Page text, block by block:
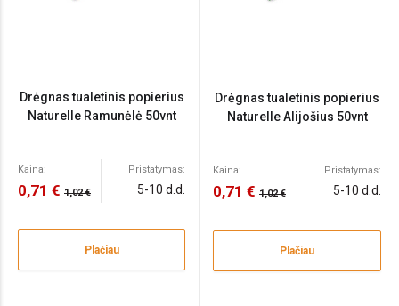
Drėgnas tualetinis popierius
Naturelle Ramunėlė 50vnt
Kaina:
0,71 € 1,02 €
Pristatymas:
5-10 d.d.
Plačiau
Drėgnas tualetinis popierius
Naturelle Alijošius 50vnt
Kaina:
0,71 € 1,02 €
Pristatymas:
5-10 d.d.
Plačiau